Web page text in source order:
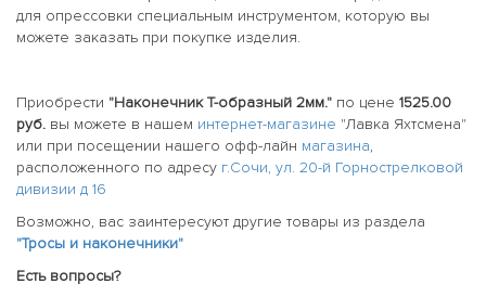
для опрессовки специальным инструментом, которую вы
можете заказать при покупке изделия.
Приобрести "Наконечник Т-образный 2мм." по цене 1525.00
руб. вы можете в нашем интернет-магазине "Лавка Яхтсмена"
или при посещении нашего офф-лайн магазина,
расположенного по адресу г.Сочи, ул. 20-й Горнострелковой
дивизии д 16
Возможно, вас заинтересуют другие товары из раздела
"Тросы и наконечники"
Есть вопросы?